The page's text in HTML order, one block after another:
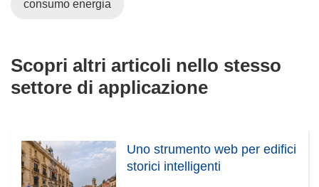
consumo energia
Scopri altri articoli nello stesso
settore di applicazione
Uno strumento web per edifici
storici intelligenti